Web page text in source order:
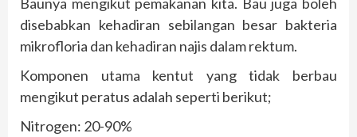
disebabkan kehadiran sebilangan besar bakteria
mikrofloria dan kehadiran najis dalam rektum.
Komponen utama kentut yang tidak berbau
mengikut peratus adalah seperti berikut;
Nitrogen: 20-90%